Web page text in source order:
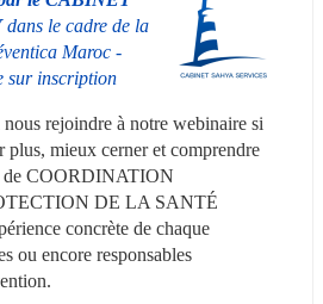
dans le cadre de la
Maroc -
sur inscription
rejoindre à notre webinaire si
plus, mieux cerner et comprendre
de COORDINATION
DE LA SANTÉ
concrète de chaque
ou encore responsables